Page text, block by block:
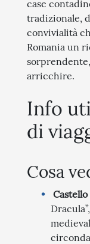
case
tradizionale,
convivialità
Romania un
arricchire.
Info
di
Cosa